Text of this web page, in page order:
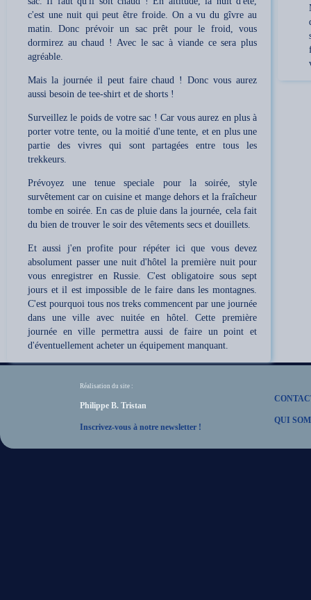
c'est une nuit qui peut être froide. On a vu du gîvre au
matin. Donc prévoir un sac prêt pour le froid, vous
dormirez au chaud ! Avec le sac à viande ce sera plus
agréable.
Mais la journée il peut faire chaud ! Donc vous aurez
aussi besoin de tee-shirt et de shorts !
Surveillez le poids de votre sac ! Car vous aurez en plus à
porter votre tente, ou la moitié d'une tente, et en plus une
partie des vivres qui sont partagées entre tous les
trekkeurs.
Prévoyez une tenue speciale pour la soirée, style
survêtement car on cuisine et mange dehors et la fraîcheur
tombe en soirée. En cas de pluie dans la journée, cela fait
du bien de trouver le soir des vêtements secs et douillets.
Et aussi j'en profite pour répéter ici que vous devez
absolument passer une nuit d'hôtel la première nuit pour
vous enregistrer en Russie. C'est obligatoire sous sept
jours et il est impossible de le faire dans les montagnes.
C'est pourquoi tous nos treks commencent par une journée
dans une ville avec nuitée en hôtel. Cette première
journée en ville permettra aussi de faire un point et
d'éventuellement acheter un équipement manquant.
Réalisation du site :
Philippe B. Tristan
Inscrivez-vous à notre newsletter !
QUI